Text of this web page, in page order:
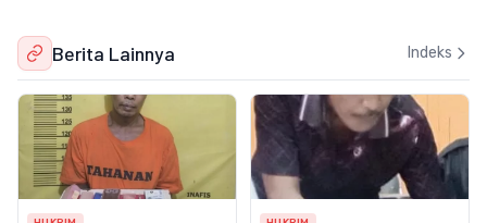
Berita Lainnya Indeks